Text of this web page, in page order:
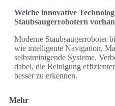
Welche innovative
Staubsaugerrobotern
Moderne Staubsaugerroboter
wie intelligente Navigation,
selbstreinigende Systeme.
dabei, die Reinigung
besser zu erkennen.
Mehr